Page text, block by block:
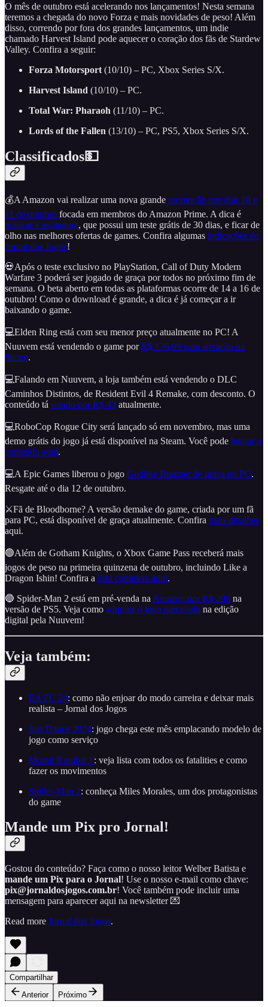
O mês de outubro está acelerando nos lançamentos! Nesta semana
teremos a chegada do novo Forza e mais novidades de peso! Além
disso, correndo por fora dos grandes lançamentos, um indie
chamado Harvest Island pode aquecer o coração dos fãs de Stardew
Valley. Confira a seguir:
Forza Motorsport (10/10) – PC, Xbox Series S/X.
Harvest Island (10/10) – PC.
Total War: Pharaoh (11/10) – PC.
Lords of the Fallen (13/10) – PC, PS5, Xbox Series S/X.
Classificados💵
💰A Amazon vai realizar uma nova grande promoção nos dias 10 e
11 de outubro focada em membros do Amazon Prime. A dica é
realizar a assinatura, que possui um teste grátis de 30 dias, e ficar de
olho nas melhores ofertas de games. Confira algumas indicações do
Jornal dos Jogos!
💀Após o teste exclusivo no PlayStation, Call of Duty Modern
Warfare 3 poderá ser jogado de graça por todos no próximo fim de
semana. O beta aberto em todas as plataformas ocorre de 14 a 16 de
outubro! Como o download é grande, a dica é já começar a ir
baixando o game.
💻Elden Ring está com seu menor preço atualmente no PC! A
Nuuvem está vendendo o game porR$ 136,99 com ativação na
Steam.
💻Falando em Nuuvem, a loja também está vendendo o DLC
Caminhos Distintos, de Resident Evil 4 Remake, com desconto. O
conteúdo tá saindo por R$ 43 atualmente.
💻RoboCop Rogue City será lançado só em novembro, mas uma
demo grátis do jogo já está disponível na Steam. Você pode baixar o
conteúdo aqui.
💻A Epic Games liberou o jogo Godlike Burguer de graça no PC.
Resgate até o dia 12 de outubro.
⚔️Fã de Bloodborne? A versão demake do game, criada por um fã
para PC, está disponível de graça atualmente. Confira mais detalhes
aqui.
🟢Além de Gotham Knights, o Xbox Game Pass receberá mais
jogos de peso na primeira quinzena de outubro, incluindo Like a
Dragon Ishin! Confira a lista completa aqui.
🔵 Spider-Man 2 está em pré-venda na Amazon por R$ 296 na
versão de PS5. Veja como adquirir o jogo parcelado na edição
digital pela Nuuvem!
Veja também:
EA FC 24: como não enjoar do modo carreira e deixar mais
realista – Jornal dos Jogos
Just Dance 2024: jogo chega este mês emplacando modelo de
jogo como serviço
Mortal Kombat 1 : veja lista com todos os fatalities e como
fazer os movimentos
Spider-Man 2: conheça Miles Morales, um dos protagonistas
do game
Mande um Pix pro Jornal!
Gostou do conteúdo? Faça como o nosso leitor Welber Batista e
mande um Pix para o Jornal! Use o nosso e-mail como chave:
pix@jornaldosjogos.com.br! Você também pode incluir uma
mensagem para aparecer aqui na newsletter 💌
Read more Jornal dos Jogos.
Compartilhar
Anterior
Próximo